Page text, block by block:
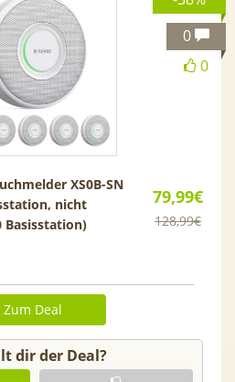
0
0
79,99€
128,99€
XS0B-SN
nicht
Basisstation)
Zum Deal
dir der Deal?